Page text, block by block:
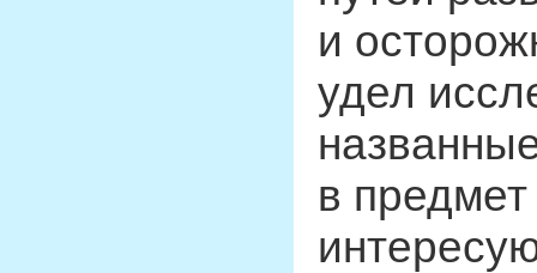
и
удел
в